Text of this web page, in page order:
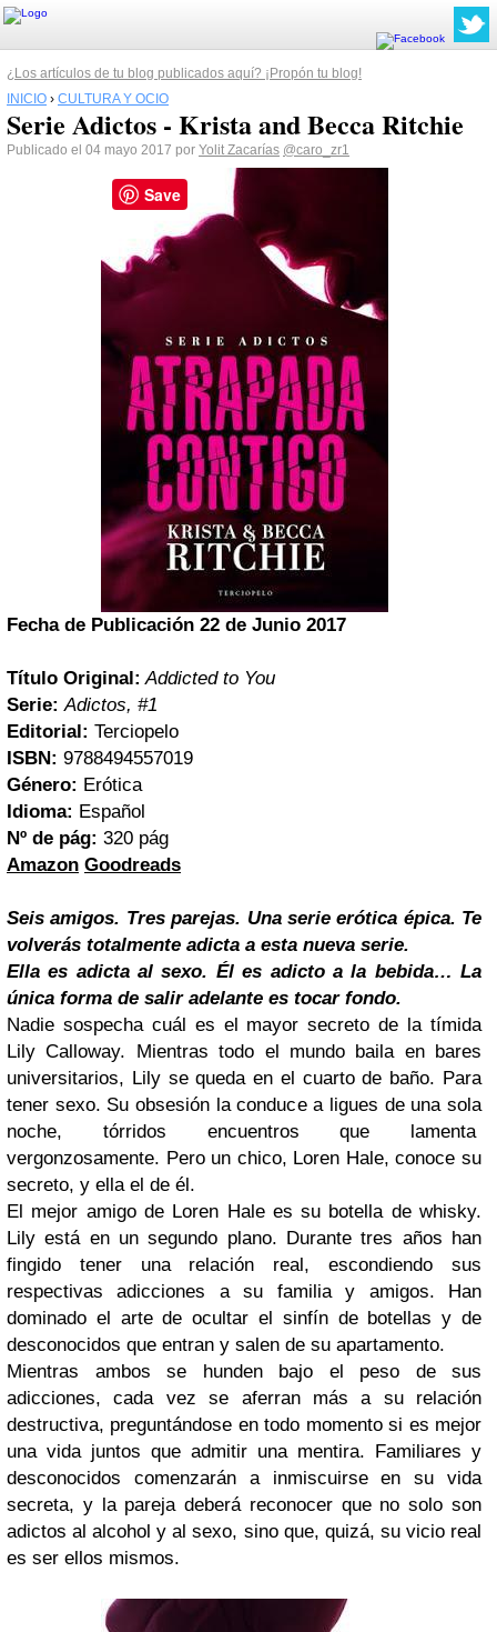
¿Los artículos de tu blog publicados aquí? ¡Propón tu blog!
INICIO › CULTURA Y OCIO
Serie Adictos - Krista and Becca Ritchie
Publicado el 04 mayo 2017 por Yolit Zacarías @caro_zr1
Fecha de Publicación 22 de Junio 2017
Título Original: Addicted to You
Serie: Adictos, #1
Editorial: Terciopelo
ISBN: 9788494557019
Género: Erótica
Idioma: Español
Nº de pág: 320 pág
Amazon Goodreads
Seis amigos. Tres parejas. Una serie erótica épica. Te
volverás totalmente adicta a esta nueva serie.
Ella es adicta al sexo. Él es adicto a la bebida… La
única forma de salir adelante es tocar fondo.
Nadie sospecha cuál es el mayor secreto de la tímida
Lily Calloway. Mientras todo el mundo baila en bares
universitarios, Lily se queda en el cuarto de baño. Para
tener sexo. Su obsesión la conduce a ligues de una sola
noche, tórridos encuentros que lamenta
vergonzosamente. Pero un chico, Loren Hale, conoce su
secreto, y ella el de él.
El mejor amigo de Loren Hale es su botella de whisky.
Lily está en un segundo plano. Durante tres años han
fingido tener una relación real, escondiendo sus
respectivas adicciones a su familia y amigos. Han
dominado el arte de ocultar el sinfín de botellas y de
desconocidos que entran y salen de su apartamento.
Mientras ambos se hunden bajo el peso de sus
adicciones, cada vez se aferran más a su relación
destructiva, preguntándose en todo momento si es mejor
una vida juntos que admitir una mentira. Familiares y
desconocidos comenzarán a inmiscuirse en su vida
secreta, y la pareja deberá reconocer que no solo son
adictos al alcohol y al sexo, sino que, quizá, su vicio real
es ser ellos mismos.
Save